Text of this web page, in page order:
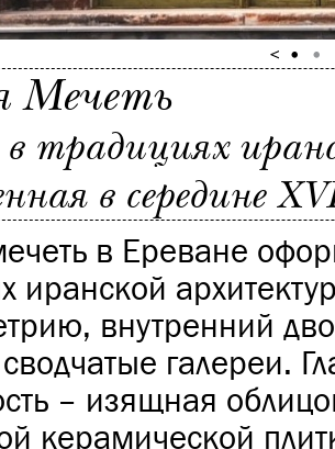
Мечеть
традициях
в середине
в Ереване
иранской
внутренний
галереи.
– изящная
керамической